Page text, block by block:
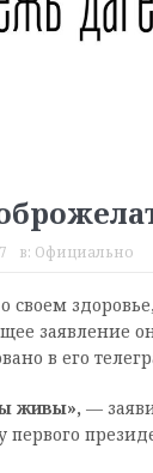
в: Официально
заявление
в его
живы», —
первого